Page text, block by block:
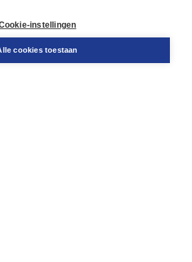
instellingen
cookies toestaan